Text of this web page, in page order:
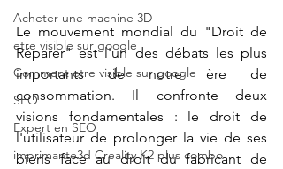
Acheter une machine 3D
etre visible sur google
Comment etre visible sur google
SEO
Expert en SEO
imprimante3d Creality K2 plus combo
Le mouvement mondial du "Droit de
Réparer" est l'un des débats les plus
importants de notre ère de
consommation. Il confronte deux
visions fondamentales : le droit de
l'utilisateur de prolonger la vie de ses
biens face au droit du fabricant de